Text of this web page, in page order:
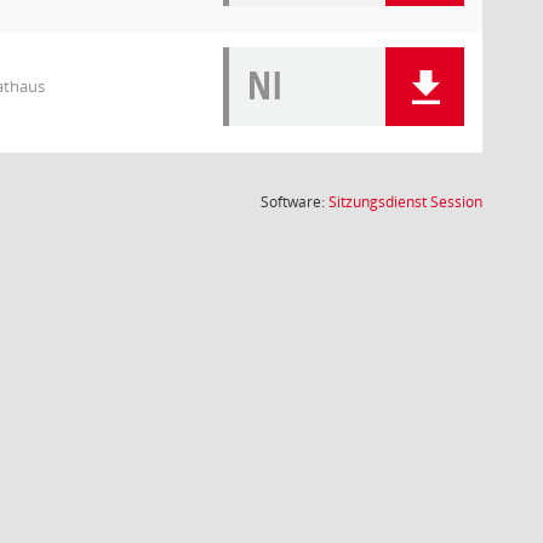
NI
Software:SitzungsdienstSession(Wird in